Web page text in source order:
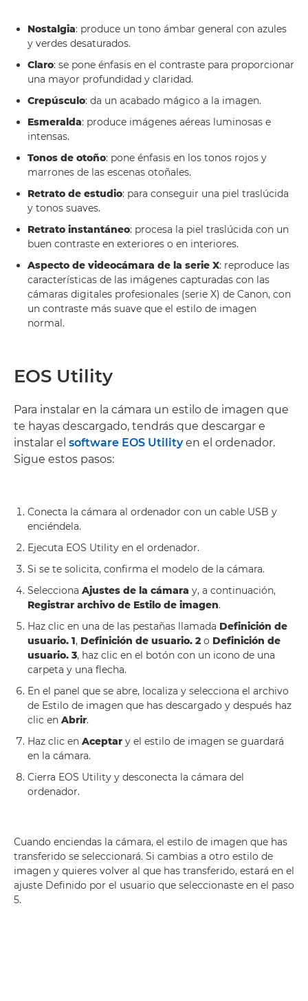
Nostalgia: produce un tono ámbar general con azules
y verdes desaturados.
Claro: se pone énfasis en el contraste para proporcionar
una mayor profundidad y claridad.
Crepúsculo: da un acabado mágico a la imagen.
Esmeralda: produce imágenes aéreas luminosas e
intensas.
Tonos de otoño: pone énfasis en los tonos rojos y
marrones de las escenas otoñales.
Retrato de estudio: para conseguir una piel traslúcida
y tonos suaves.
Retrato instantáneo: procesa la piel traslúcida con un
buen contraste en exteriores o en interiores.
Aspecto de videocámara de la serie X: reproduce las
características de las imágenes capturadas con las
cámaras digitales profesionales (serie X) de Canon, con
un contraste más suave que el estilo de imagen
normal.
EOS Utility
Para instalar en la cámara un estilo de imagen que
te hayas descargado, tendrás que descargar e
instalar el software EOS Utilityen el ordenador.
Sigue estos pasos:
Conecta la cámara al ordenador con un cable USB y
enciéndela.
Ejecuta EOS Utility en el ordenador.
Si se te solicita, confirma el modelo de la cámara.
Selecciona Ajustes de la cámara y, a continuación,
Registrar archivo de Estilo de imagen.
Haz clic en una de las pestañas llamada Definición de
usuario. 1, Definición de usuario. 2 o Definición de
usuario. 3, haz clic en el botón con un icono de una
carpeta y una flecha.
En el panel que se abre, localiza y selecciona el archivo
de Estilo de imagen que has descargado y después haz
clic en Abrir.
Haz clic en Aceptar y el estilo de imagen se guardará
en la cámara.
Cierra EOS Utility y desconecta la cámara del
ordenador.
Cuando enciendas la cámara, el estilo de imagen que has
transferido se seleccionará. Si cambias a otro estilo de
imagen y quieres volver al que has transferido, estará en el
ajuste Definido por el usuario que seleccionaste en el paso
5.